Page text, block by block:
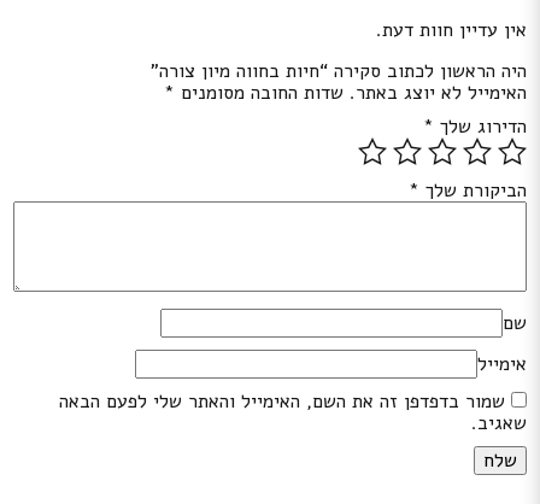
אין עדיין חוות דעת.
היה הראשון לכתוב סקירה “חיות בחווה מיון צורה”
האימייל לא יוצג באתר. שדות החובה מסומנים *
הדירוג שלך *
הביקורת שלך *
שם
אימייל
שמור בדפדפן זה את השם, האימייל והאתר שלי לפעם הבאה
שאגיב.